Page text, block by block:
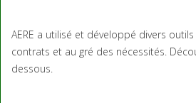
AERE a utilisé et développé divers
contrats et au gré des nécessités.
dessous.